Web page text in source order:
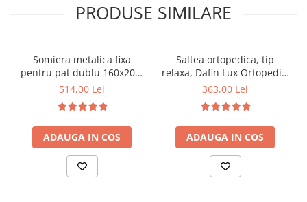
PRODUSE SIMILARE
Somiera metalica fixa
pentru pat dublu 160x200,
6 picioare, 32 lamele lemn
saltea ferm, negru
514,00 Lei
ADAUGA IN COS
Saltea ortopedica, tip
relaxa, Dafin Lux Ortopedic,
90x200x21cm, fermitate
tip Bonell, fata vara-iarna,
sistem de aerisire cu
butoni, Salt Confort
363,00 Lei
ADAUGA IN COS